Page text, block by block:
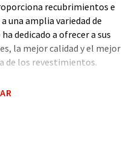
recubrimientos e
una amplia variedad de
dedicado a ofrecer a sus
la mejor calidad y el mejor
de los revestimientos.
de 25 países, Valspar se